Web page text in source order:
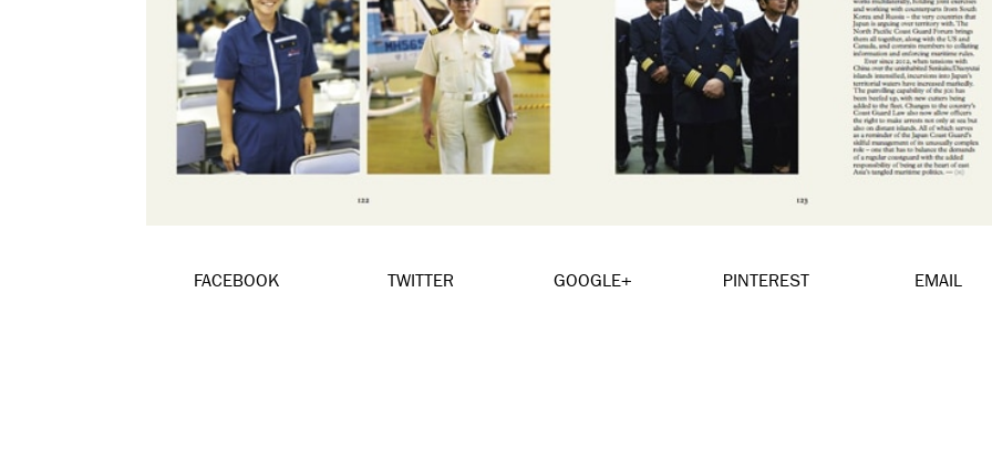
FACEBOOK TWITTER GOOGLE+ PINTEREST EMAIL